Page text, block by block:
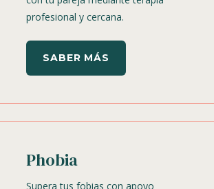
profesional y cercana.
SABER MÁS
Phobia
Supera tus fobias con apoyo